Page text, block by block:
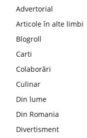
Advertorial
Articole în alte limbi
Blogroll
Carti
Colaborări
Culinar
Din lume
Din Romania
Divertisment